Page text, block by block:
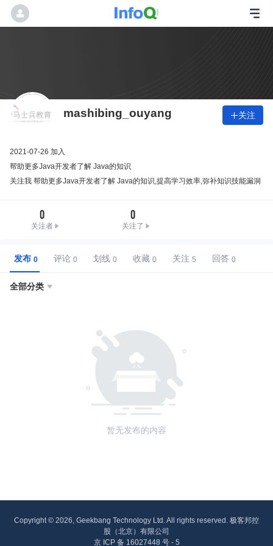
mashibing_ouyang 关注
2021-07-26 加入
帮助更多Java开发者了解 Java的知识
关注我 帮助更多Java开发者了解 Java的知识,提高学习效率,弥补知识技能漏洞
0
关注者
0
关注了
发布 评论 划线 收藏 关注 回答
全部分类 
暂无发布的内容
Copyright © 2026, Geekbang Technology Ltd. All rights reserved. 极客邦控
股（北京）有限公司
京 ICP 备 16027448 号 - 5